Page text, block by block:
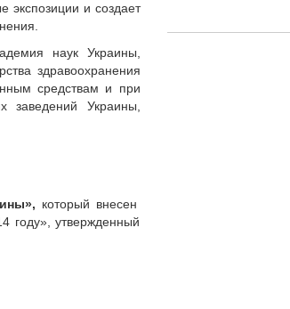
экспозиции и создает
наук Украины,
здравоохранения
средствам и при
заведений Украины,
, который внесен
году», утвержденный